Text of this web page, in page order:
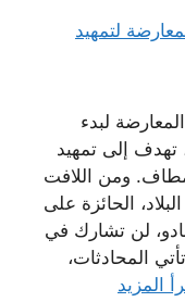
لبدء
تهدف إلى تمهيد
ومن اللافت
الحائزة على
لن تشارك في
المحادثات،
المزيد